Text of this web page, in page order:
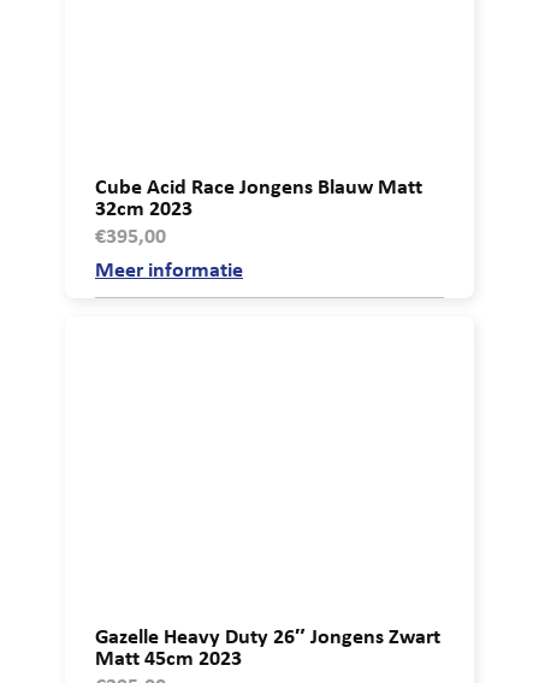
Cube Acid Race Jongens Blauw Matt
32cm 2023
€395,00
Meer informatie
Gazelle Heavy Duty 26″ Jongens Zwart
Matt 45cm 2023